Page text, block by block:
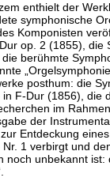
enthielt der
symphonische
Komponisten
op. 2 (1855), die
berühmte
posthum: die
F-Dur (1856), die
im
der
Entdeckung
Nr. 1 verbirgt und
noch unbekannt ist: